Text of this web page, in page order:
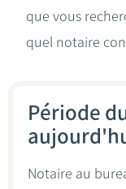
Le notaire
que vous
quel notaire
Période
Notaire au